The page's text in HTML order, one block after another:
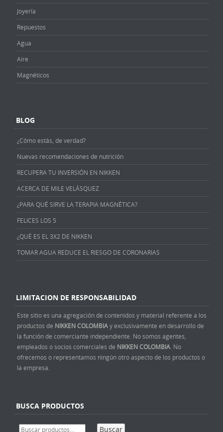
Joyería
Repuestos
Agua
Aire
Magnéticos
BLOG
¿Cómo estás, de verdad?
Nuevas recomendaciones de nutrición
RECUPERA TU INVERSIÓN EN NIKKEN
ACERCA DE MILE VELÁSQUEZ
¿PARA QUÉ SIRVE LA TERAPIA MAGNÉTICA?
FELICES LOS 5
¿QUÉ ES EL 3X2 DE NIKKEN
TOMAR AGUA REDUCE EL RIESGO DE CORONARIAS
LIMITACION DE RESPONSABILIDAD
Este sitio es una agregación de contenidos y material referente a los
productos de NIKKEN COLOMBIAy exclusivamente en desarrollo de
la función de comerciante independiente. No somos agentes,
empleados o socios comerciales de NIKKEN COLOMBIA . No
ofrecemos o representamos ningún otro aspecto de los productos o
la empresa.
BUSCA PRODUCTOS
Buscar